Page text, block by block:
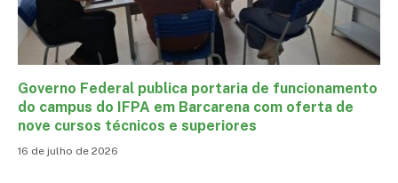
Governo Federal publica portaria de funcionamento
do campus do IFPA em Barcarena com oferta de
nove cursos técnicos e superiores
16 de julho de 2026